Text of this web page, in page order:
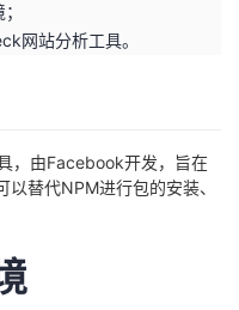
网站分析工具。
，由Facebook开发，旨在
替代NPM进行包的安装、